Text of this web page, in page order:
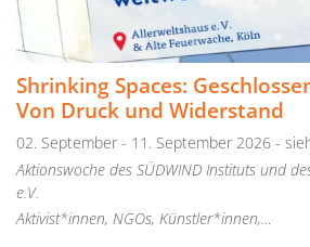
Shrinking Spaces:
Von Druck und Widerstand
02. September - 11. September 2026 -
Aktionswoche des SÜDWIND Instituts und
e.V.
Aktivist*innen, NGOs, Künstler*innen,…